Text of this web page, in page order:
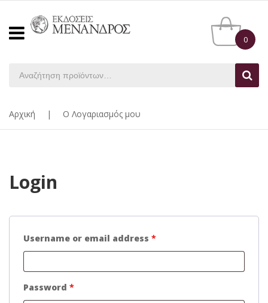
0
Αρχική | Ο Λογαριασμός μου
Login
Username or email address *
Password *